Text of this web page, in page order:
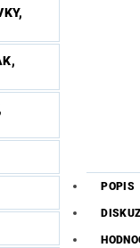
POPIS